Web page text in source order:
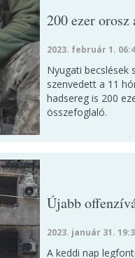
200 ezer
2023. február 1.
Nyugati becslések
szenvedett a 11
hadsereg is 200
összefoglaló.
Újabb
2023. január 31.
A keddi nap